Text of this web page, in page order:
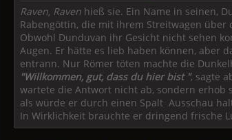
Raven, Raven hieß sie. Ein Name in seinen,
Rabengöttin, die mit ihrem Streitwagen über
Obwohl Dunduvan ihr Gesicht nicht sehen
Augen. Er hätte es lieb haben können, aber
entrann. Nur Römer töten machte die
"Willkommen, gut, dass du hier bist ", sagte
wartete die Antwort nicht ab, sondern erhob
als würde er durch einen Spalt Ausschau
In Wirklichkeit brauchte er dringend frische